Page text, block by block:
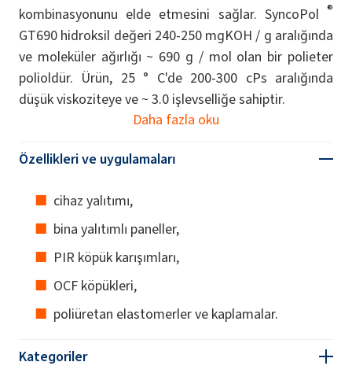
kombinasyonunu elde etmesini sağlar. SyncoPol ®
GT690 hidroksil değeri 240-250 mgKOH / g aralığında
ve moleküler ağırlığı ~ 690 g / mol olan bir polieter
polioldür. Ürün, 25 ° C'de 200-300 cPs aralığında
düşük viskoziteye ve ~ 3.0 işlevselliğe sahiptir.
Daha fazla oku
Özellikleri ve uygulamaları
cihaz yalıtımı,
bina yalıtımlı paneller,
PIR köpük karışımları,
OCF köpükleri,
poliüretan elastomerler ve kaplamalar.
Kategoriler